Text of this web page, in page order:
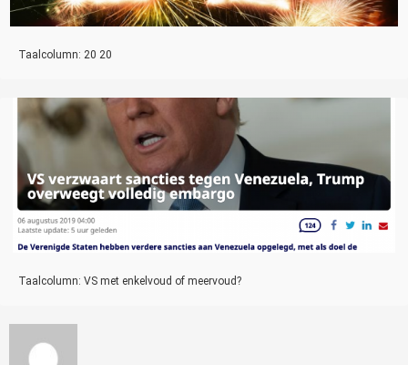
Taalcolumn: 20 20
Taalcolumn: VS met enkelvoud of meervoud?